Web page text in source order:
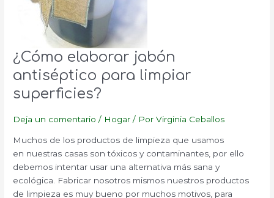
¿Cómo elaborar jabón
antiséptico para limpiar
superficies?
Deja un comentario / Hogar / PorVirginia Ceballos
Muchos de los productos de limpieza que usamos
en nuestras casas son tóxicos y contaminantes, por ello
debemos intentar usar una alternativa más sana y
ecológica. Fabricar nosotros mismos nuestros productos
de limpieza es muy bueno por muchos motivos, para